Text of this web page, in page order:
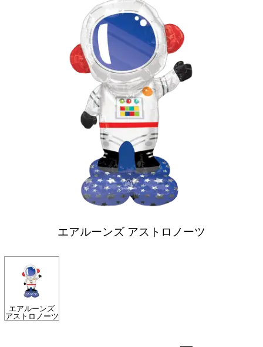
エアルーンズ アストロノーツ
エアルーンズ
アストロノーツ